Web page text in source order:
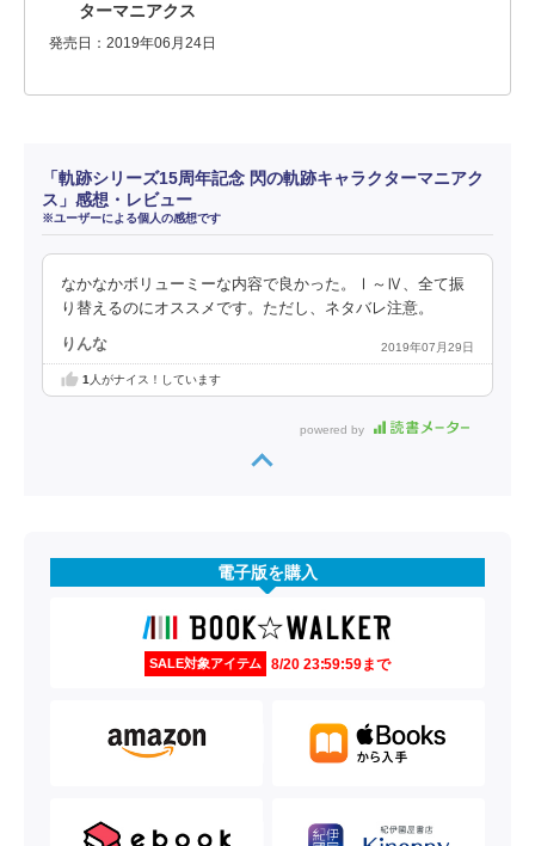
ターマニアクス
発売日：2019年06月24日
「軌跡シリーズ15周年記念 閃の軌跡キャラクターマニアク
ス」感想・レビュー
※ユーザーによる個人の感想です
なかなかボリューミーな内容で良かった。Ⅰ～Ⅳ、全て振
り替えるのにオススメです。ただし、ネタバレ注意。
りんな 2019年07月29日
1 人がナイス！しています
powered by
電子版を購入
SALE対象アイテム 8/20 23:59:59まで